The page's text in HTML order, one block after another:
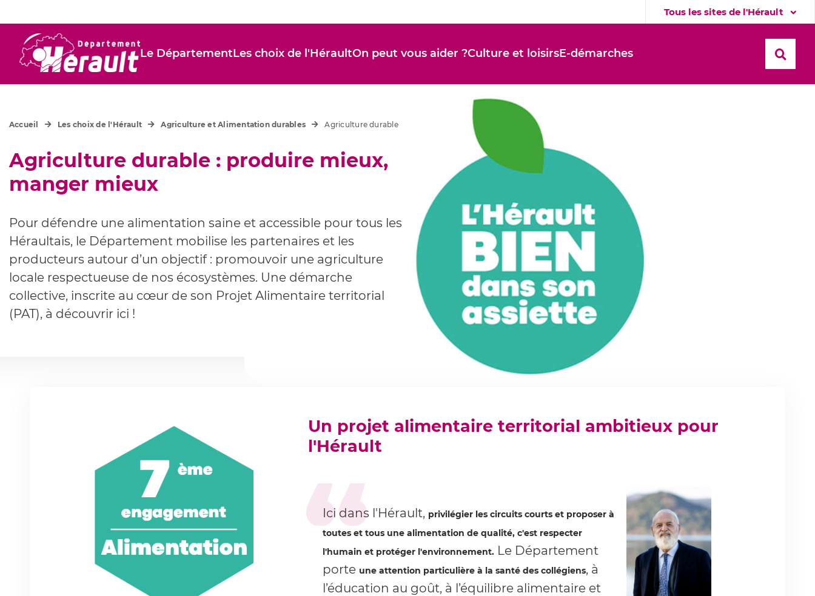
Tous les sites de l'Hérault
Le DépartementLes choix de l'HéraultOn peut vous aider ?Culture et loisirsE-démarches
Agriculture durable : produire mieux,
manger mieux
Accueil Les choix de l'Hérault Agriculture et Alimentation durables Agriculture durable
Pour défendre une alimentation saine et accessible pour tous les
Héraultais, le Département mobilise les partenaires et les
producteurs autour d’un objectif : promouvoir une agriculture
locale respectueuse de nos écosystèmes. Une démarche
collective, inscrite au cœur de son Projet Alimentaire territorial
(PAT), à découvrir ici !
Un projet alimentaire territorial ambitieux pour
l'Hérault
Ici dans l'Hérault, privilégier les circuits courts et proposer à
toutes et tous une alimentation de qualité, c'est respecter
l'humain et protéger l'environnement.Le Département
porte une attention particulière à la santé des collégiens, à
l’éducation au goût, à l’équilibre alimentaire et